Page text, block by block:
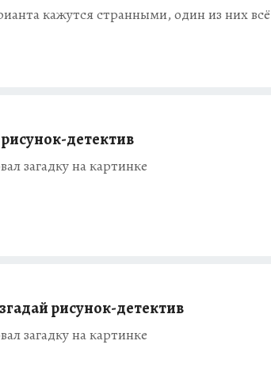
кажутся странными, один из них
детектив
загадку на картинке
рисунок-детектив
загадку на картинке